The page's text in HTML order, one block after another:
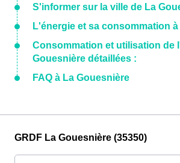
S'informer sur la ville de La
L'énergie et sa consommation
Consommation et utilisation de
Gouesnière détaillées :
FAQ à La Gouesnière
GRDF La Gouesnière (35350)